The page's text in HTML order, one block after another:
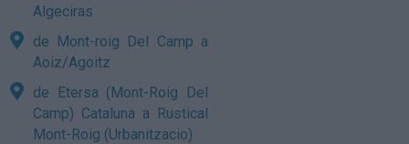
Algeciras
de Mont-roig Del Camp a
Aoiz/Agoitz
de Etersa (Mont-Roig Del
Camp) Cataluna a Rustical
Mont-Roig (Urbanitzacio)